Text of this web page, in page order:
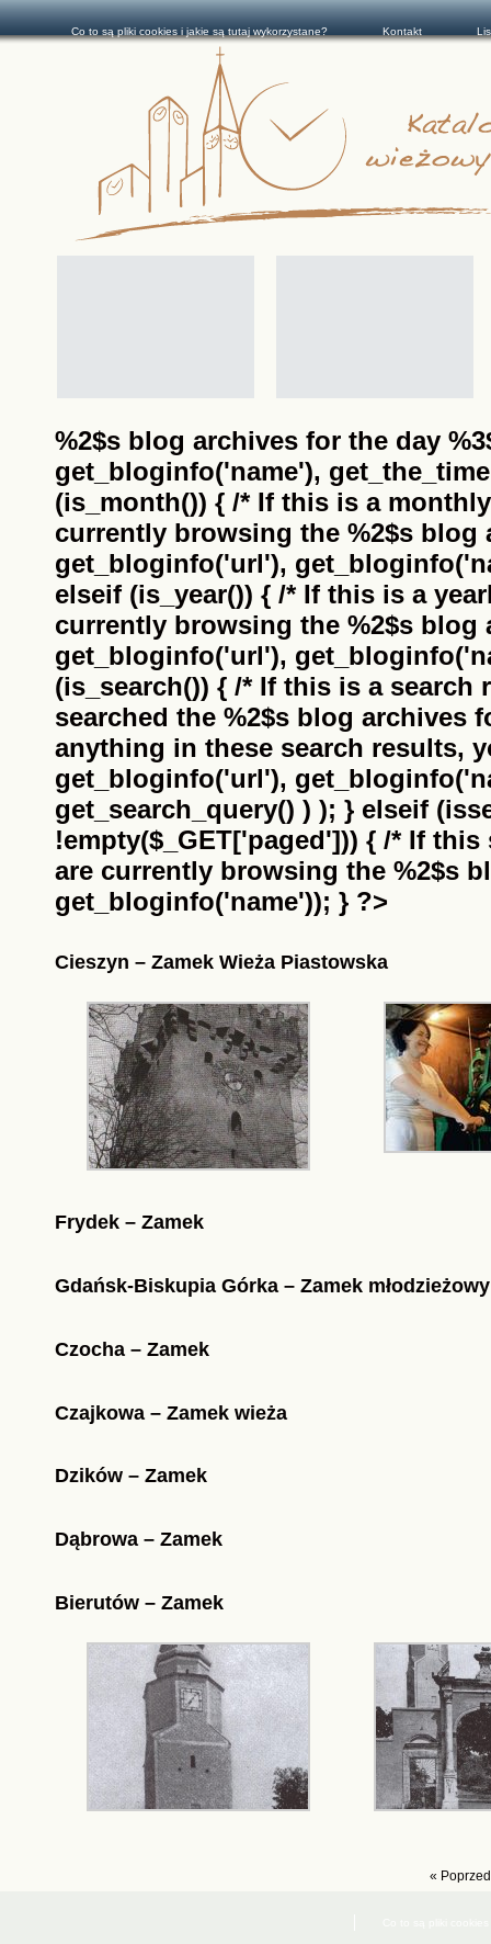
%2$s blog archives for the day
get_bloginfo('name'),
(is_month()) { /* If this is a
currently browsing the %2$s blog
get_bloginfo('url'),
elseif (is_year()) { /* If this is a
currently browsing the %2$s blog
get_bloginfo('url'),
(is_search()) { /* If this is a search
searched the %2$s blog archives
anything in these search results,
get_bloginfo('url'),
get_search_query() ) ); } elseif
!empty($_GET['paged'])) { /* If
are currently browsing the %2$s
get_bloginfo('name')); } ?>
Cieszyn – Zamek Wieża Piastowska
Frydek – Zamek
Gdańsk-Biskupia Górka – Zamek młodzieżowy
Czocha – Zamek
Czajkowa – Zamek wieża
Dzików – Zamek
Dąbrowa – Zamek
Bierutów – Zamek
«
Co to są pliki cookies i jakie są tutaj wykorzystane? Kontakt